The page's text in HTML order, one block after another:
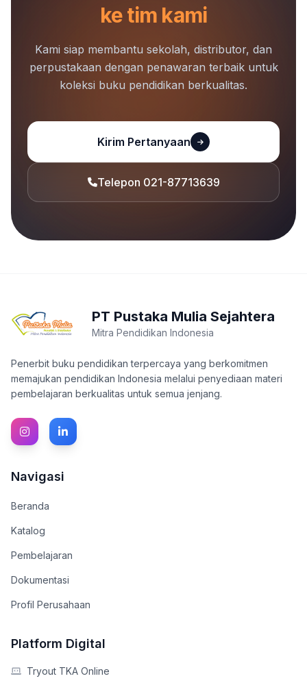
ke tim kami
Kami siap membantu sekolah, distributor, dan
perpustakaan dengan penawaran terbaik untuk
koleksi buku pendidikan berkualitas.
Kirim Pertanyaan
Telepon 021-87713639
PT Pustaka Mulia Sejahtera
Mitra Pendidikan Indonesia
Penerbit buku pendidikan terpercaya yang berkomitmen
memajukan pendidikan Indonesia melalui penyediaan materi
pembelajaran berkualitas untuk semua jenjang.
Navigasi
Beranda
Katalog
Pembelajaran
Dokumentasi
Profil Perusahaan
Platform Digital
Tryout TKA Online